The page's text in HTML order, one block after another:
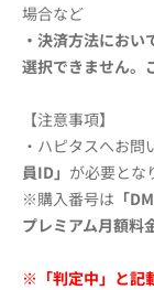
場合など
・決済方法にお
選択できません。
【注意事項】
・ハピタスへお問
員ID」 が必要とな
※購入番号は 「
プレミアム月額料
※「判定中」と記